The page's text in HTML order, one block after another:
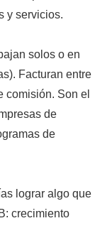
y servicios.
solos o en
Facturan entre
comisión. Son el
de
de
lograr algo que
crecimiento